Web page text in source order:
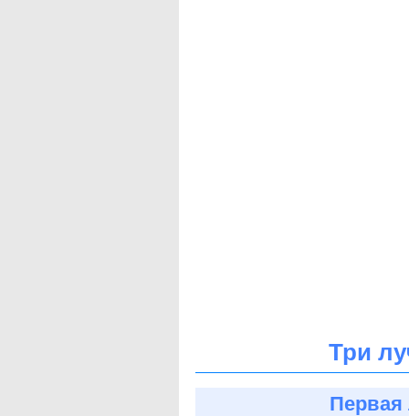
Три
Первая